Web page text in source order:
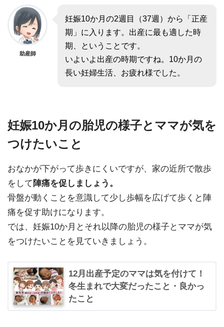
助産師
妊娠10か月の2週目（37週）から「正産
期」に入ります。出産に最も適した時
期、ということです。
いよいよ出産の時期ですね。10か月の
長い妊婦生活、お疲れ様でした。
妊娠10か月の胎児の様子とママが気を
つけたいこと
おなかが下がって歩きにくいですが、家の近所で散歩
をして 陣痛を促しましょう。
骨盤が動くことを意識して少し歩幅を広げて歩くと陣
痛を促す助けになります。
では、妊娠10か月とそれ以降の胎児の様子とママが気
をつけたいことを見ていきましょう。
12月出産予定のママは気を付けて！
冬生まれで大変だったこと・良かっ
たこと